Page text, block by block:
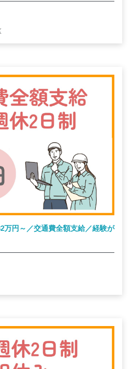
万円～／交通費全額支給／経験が